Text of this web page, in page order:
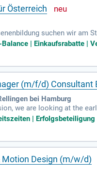
Österreich
suchen wir am
Sales Consultant (m/w/
| Einkaufsrabatte |
(m/f/d) Consultant
bei Hamburg
we are looking at the
and strengthen
|
Design (m/w/d)